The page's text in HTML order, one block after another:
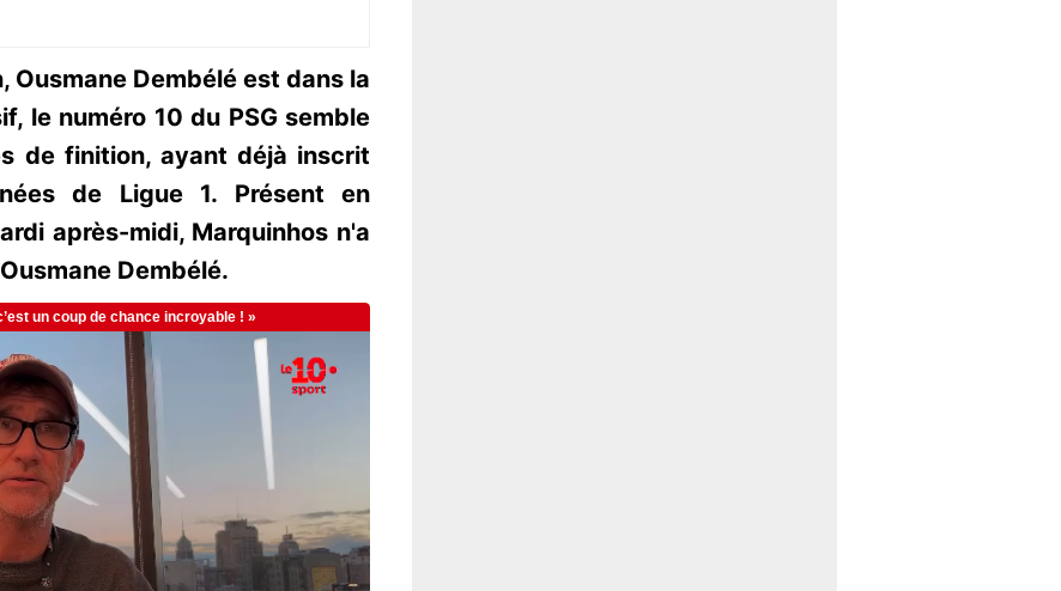
Ousmane Dembélé est dans la
le numéro 10 du PSG semble
de finition, ayant déjà inscrit
de Ligue 1. Présent en
après-midi, Marquinhos n'a
Dembélé.